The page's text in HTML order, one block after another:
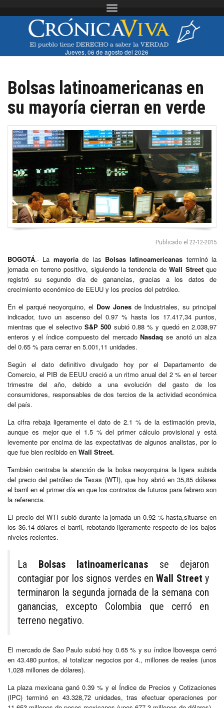
Toggle navigation
Jueves, 06 de agosto del 2026
Bolsas latinoamericanas en
su mayoría cierran en verde
Publicado el 22-12-2015
BOGOTÁ.- La mayoríade las Bolsas latinoamericanas terminó la
jornada en terreno positivo, siguiendo la tendencia deWall Streetque
registró su segundo día de ganancias, gracias a los datos de
crecimiento económico de EEUU y los precios del petróleo.
En el parqué neoyorquino, el Dow Jonesde Industriales, su principal
indicador, tuvo un ascenso del 0.97 % hasta los 17.417,34 puntos,
mientras que el selectivo S&P 500 subió 0.88 % y quedó en 2.038,97
enteros y el índice compuesto del mercadoNasdaq se anotó un alza
del 0.65 % para cerrar en 5.001,11 unidades.
Según el dato definitivo divulgado hoy por el Departamento de
Comercio, el PIB de EEUU creció a un ritmo anual del 2 % en el tercer
trimestre del año, debido a una evolución del gasto de los
consumidores, responsables de dos tercios de la actividad económica
del país.
La cifra rebaja ligeramente el dato de 2.1 % de la estimación previa,
aunque es mejor que el 1.5 % del primer cálculo provisional y está
levemente por encima de las expectativas de algunos analistas, por lo
que fue bien recibido en Wall Street.
También centraba la atención de la bolsa neoyorquina la ligera subida
del precio del petróleo de Texas (WTI), que hoy abrió en 35,85 dólares
el barril en el primer día en que los contratos de futuros para febrero son
la referencia.
El precio del WTI subió durante la jornada un 0.92 % hasta,situarse en
los 36.14 dólares el barril, rebotando ligeramente respecto de los bajos
niveles recientes.
La Bolsas latinoamericanas se dejaron
contagiar por los signos verdes enWall Street y
terminaron la segunda jornada de la semana con
ganancias, excepto Colombia que cerró en
terreno negativo.
El mercado de Sao Paulo subió hoy 0.65 % y su índice Ibovespa cerró
en 43.480 puntos, al totalizar negocios por 4., millones de reales (unos
1,028 millones de dólares).
La plaza mexicana ganó 0.39 % y el Índice de Precios y Cotizaciones
(IPC) terminó en 43.328,72 unidades, tras efectuar operaciones por